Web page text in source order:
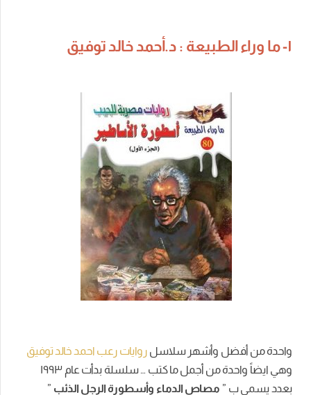
١- ما وراء الطبيعة : د.أحمد خالد توفيق
واحدة من أفضل وأشهر سلاسل روايات رعب احمد خالد توفيق
وهي ايضاً واحدة من أجمل ما كتب … سلسلة بدأت عام ١٩٩٣
بعدد يسمى ب ” مصاص الدماء وأسطورة الرجل الذئب ”